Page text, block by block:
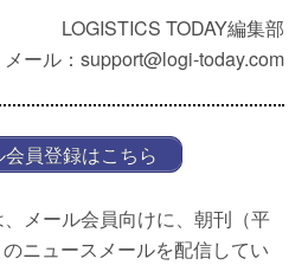
LOGISTICS TODAY編集部
メール：support@logi-today.com
会員登録はこちら
メール会員向けに、朝刊（平
ニュースメールを配信してい